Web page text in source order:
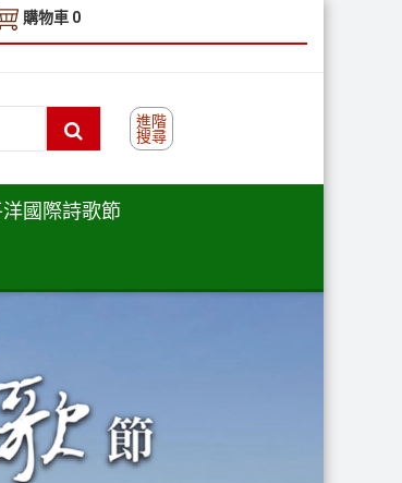
購物車 0
進階
搜尋
國際詩歌節